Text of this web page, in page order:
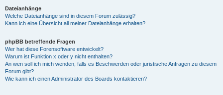
Dateianhänge
Welche Dateianhänge sind in diesem Forum zulässig?
Kann ich eine Übersicht all meiner Dateianhänge erhalten?
phpBB betreffende Fragen
Wer hat diese Forensoftware entwickelt?
Warum ist Funktion x oder y nicht enthalten?
An wen soll ich mich wenden, falls es Beschwerden oder juristische Anfragen zu diesem
Forum gibt?
Wie kann ich einen Administrator des Boards kontaktieren?